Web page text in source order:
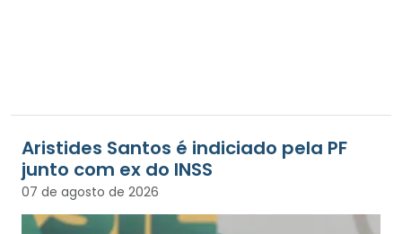
Aristides Santos é indiciado pela PF
junto com ex do INSS
07 de agosto de 2026